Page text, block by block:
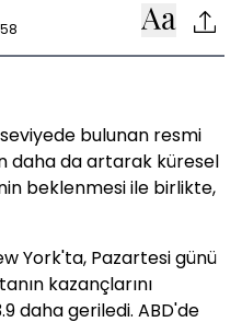
bulunan resmi
daha da artarak küresel
beklenmesi ile birlikte,
York'ta, Pazartesi günü
kazançlarını
daha geriledi. ABD'de